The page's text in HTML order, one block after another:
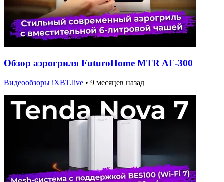
Обзор аэрогриля FuturoHome MTR AF-300
Видеообзоры iXBT.live • 9 месяцев назад